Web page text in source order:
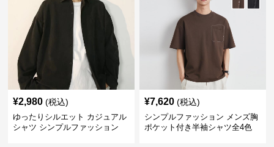
¥2,980 (税込)
ゆったりシルエット カジュアル
シャツ シンプルファッション
¥7,620 (税込)
シンプルファッション メンズ胸
ポケット付き半袖シャツ全4色